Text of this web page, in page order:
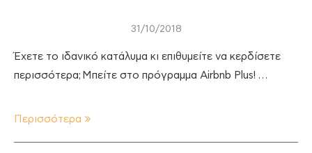
31/10/2018
Έχετε το ιδανικό κατάλυμα κι επιθυμείτε να κερδίσετε
περισσότερα; Μπείτε στο πρόγραμμα Airbnb Plus! …
Περισσότερα